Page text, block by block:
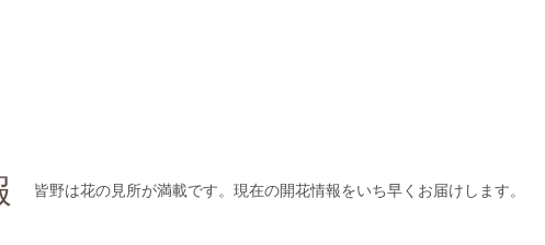
皆野は花の見所が満載です。現在の開花情報をいち早くお届けします。